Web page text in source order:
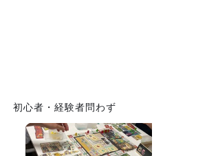
初心者・経験者問わず